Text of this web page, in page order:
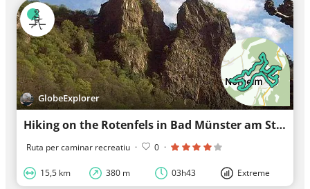
GlobeExplorer
Hiking on the Rotenfels in Bad Münster am Stein
Ruta per caminar recreatiu · 0 ·
15,5 km 380 m 03h43 Extreme